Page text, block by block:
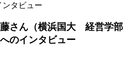
ンタビュー
さん（横浜国大 経営学部
のインタビュー